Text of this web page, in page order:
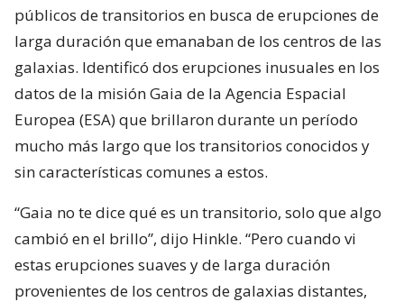
públicos de transitorios en busca de erupciones de
larga duración que emanaban de los centros de las
galaxias. Identificó dos erupciones inusuales en los
datos de la misión Gaia de la Agencia Espacial
Europea (ESA) que brillaron durante un período
mucho más largo que los transitorios conocidos y
sin características comunes a estos.
“Gaia no te dice qué es un transitorio, solo que algo
cambió en el brillo”, dijo Hinkle. “Pero cuando vi
estas erupciones suaves y de larga duración
provenientes de los centros de galaxias distantes,